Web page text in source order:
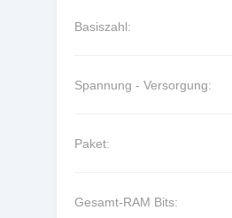
Basiszahl:
Spannung - Versorgung:
Paket:
Gesamt-RAM Bits: